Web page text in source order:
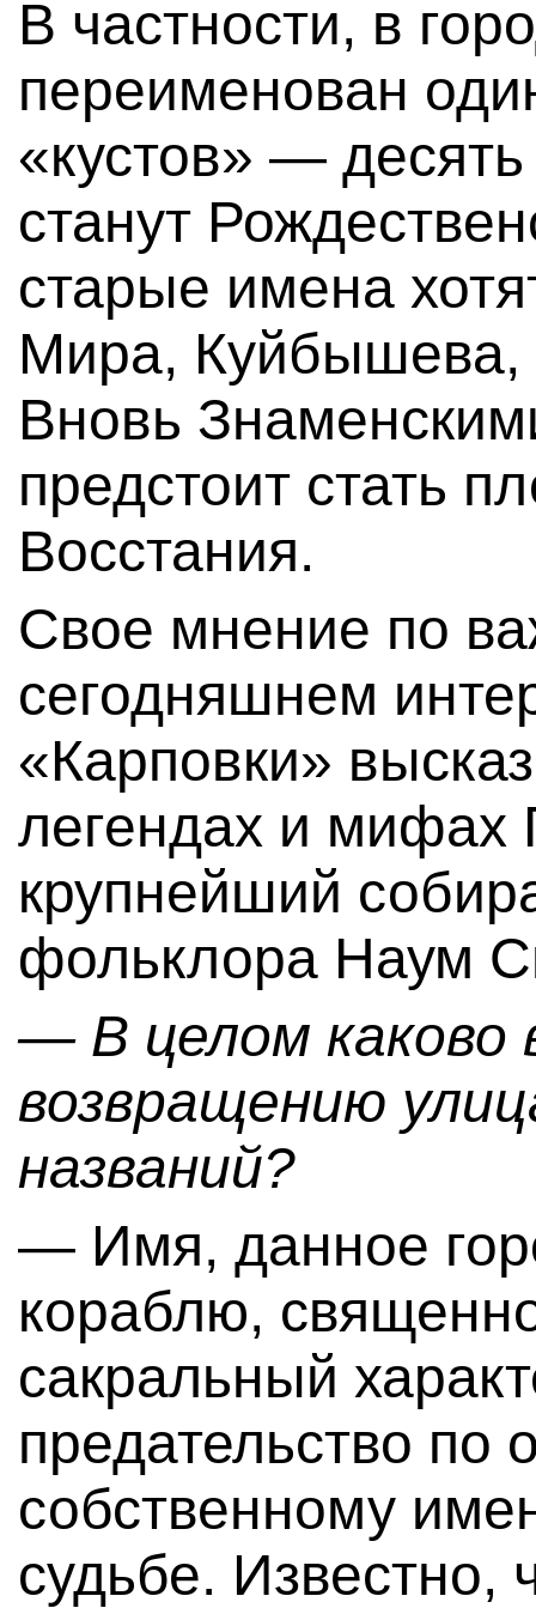
В частности, в
переименован
«кустов» —
станут
старые имена
Мира, Куйбышева,
Вновь
предстоит стать
Восстания.
Свое мнение по
сегодняшнем
«Карповки»
легендах и мифах
крупнейший
фольклора Наум
— В целом
возвращению
названий?
— Имя, данное
кораблю,
сакральный
предательство по
собственному
судьбе. Известно,